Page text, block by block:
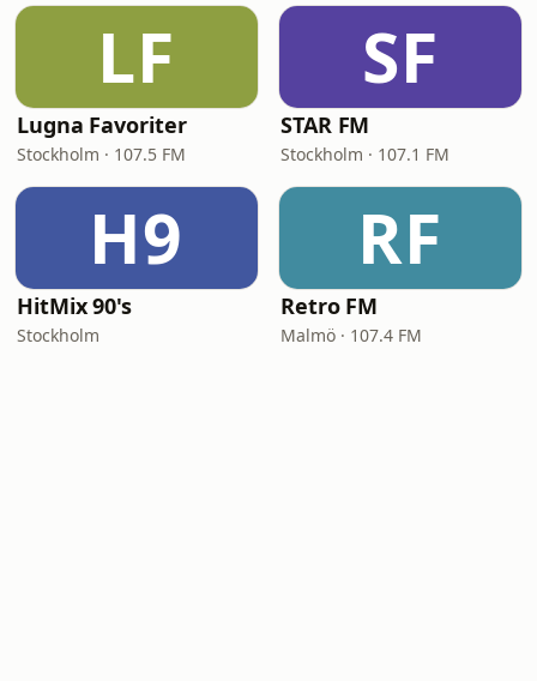
LF
Lugna Favoriter
Stockholm · 107.5 FM
SF
STAR FM
Stockholm · 107.1 FM
H9
HitMix 90's
Stockholm
RF
Retro FM
Malmö · 107.4 FM